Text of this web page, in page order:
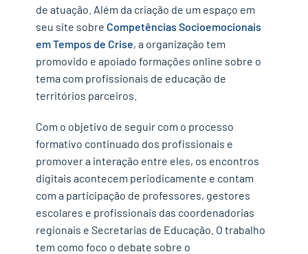
de atuação. Além da criação de um espaço em
seu site sobre Competências Socioemocionais
em Tempos de Crise, a organização tem
promovido e apoiado formações online sobre o
tema com profissionais de educação de
territórios parceiros.
Com o objetivo de seguir com o processo
formativo continuado dos profissionais e
promover a interação entre eles, os encontros
digitais acontecem periodicamente e contam
com a participação de professores, gestores
escolares e profissionais das coordenadorias
regionais e Secretarias de Educação. O trabalho
tem como foco o debate sobre o